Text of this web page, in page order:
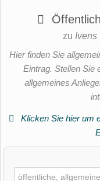
zu Ivens
Hier finden Sie
Eintrag. Stellen Sie
allgemeines
Klicken Sie hier um